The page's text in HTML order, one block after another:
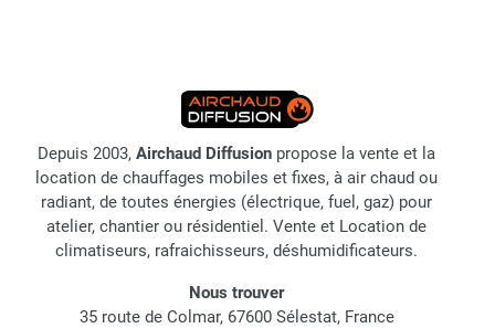
Depuis 2003, Airchaud Diffusion propose la vente et la
location de chauffages mobiles et fixes, à air chaud ou
radiant, de toutes énergies (électrique, fuel, gaz) pour
atelier, chantier ou résidentiel. Vente et Location de
climatiseurs, rafraichisseurs, déshumidificateurs.
Nous trouver
35 route de Colmar, 67600 Sélestat, France